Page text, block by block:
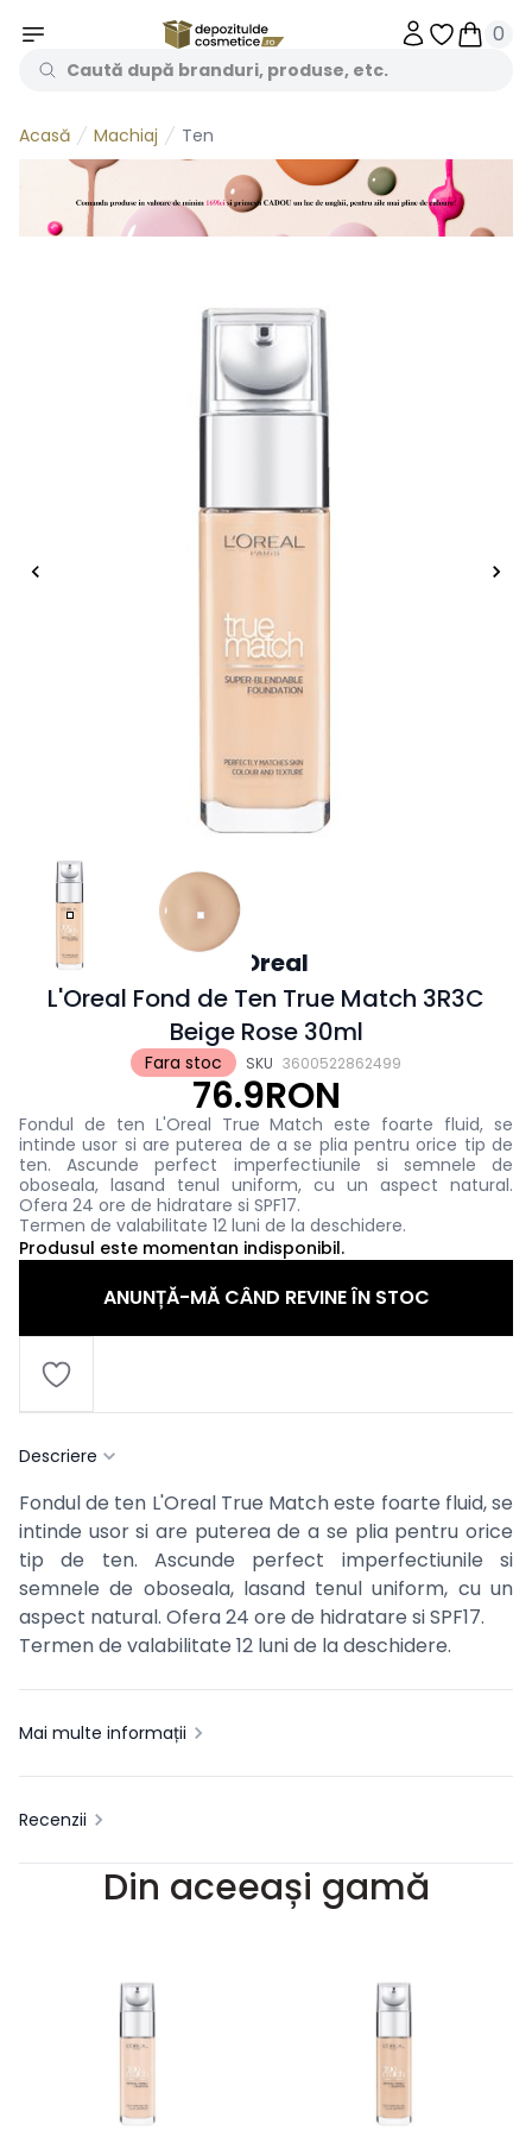
Obiecte
0
Acasă Machiaj Ten
Fara stoc SKU 3600522862499
L'Oreal
L'Oreal Fond de Ten True Match 3R3C
Beige Rose 30ml
76.9RON
Fondul de ten L'Oreal True Match este foarte fluid, se
intinde usor si are puterea de a se plia pentru orice tip de
ten. Ascunde perfect imperfectiunile si semnele de
oboseala, lasand tenul uniform, cu un aspect natural.
Ofera 24 ore de hidratare si SPF17.
Termen de valabilitate 12 luni de la deschidere.
Produsul este momentan indisponibil.
ANUNȚĂ-MĂ CÂND REVINE ÎN STOC
Descriere
Fondul de ten L'Oreal True Match este foarte fluid, se
intinde usor si are puterea de a se plia pentru orice
tip de ten. Ascunde perfect imperfectiunile si
semnele de oboseala, lasand tenul uniform, cu un
aspect natural. Ofera 24 ore de hidratare si SPF17.
Termen de valabilitate 12 luni de la deschidere.
Mai multe informații
Recenzii
Din aceeași gamă